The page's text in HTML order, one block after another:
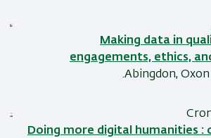
Making data in
engagements, ethics,
Abingdon, Oxon
Doing more digital humanities :